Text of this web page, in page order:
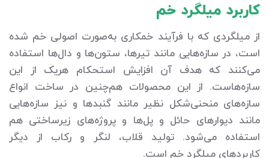
کاربرد میلگرد خم
از میلگردی که با فرآیند خمکاری به‌صورت اصولی خم شده
است، در سازه‌هایی مانند تیرها، ستون‌ها و دال‌ها استفاده
می‌کنند که هدف آن افزایش استحکام هریک از این
سازه‌هاست. از این محصولات هم‌چنین در ساخت انواع
سازه‌های منحنی‌شکل نظیر مانند گنبدها و نیز سازه‌هایی
مانند دیوارهای حائل و پل‌ها و پروژه‌های زیرساختی هم
استفاده می‌شود. تولید قلاب، لنگر و رکاب از دیگر
کاربردهای میلگرد خم است.